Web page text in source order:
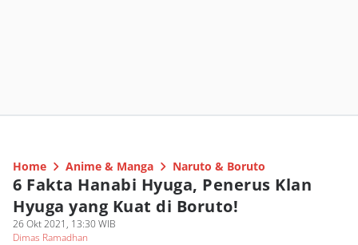
Home Anime & Manga Naruto & Boruto
6 Fakta Hanabi Hyuga, Penerus Klan
Hyuga yang Kuat di Boruto!
26 Okt 2021, 13:30 WIB
Dimas Ramadhan